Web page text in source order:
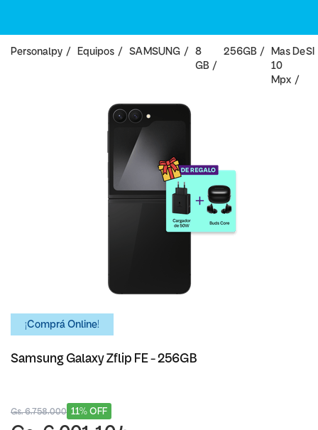
Personalpy Equipos SAMSUNG
8
GB
256GB
Mas De
10
Mpx
SI
¡Comprá Online!
Samsung Galaxy Zflip FE - 256GB
11% OFF
Gs. 6.758.000